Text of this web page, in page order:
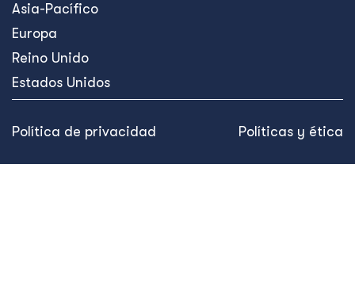
Asia-Pacífico
Europa
Reino Unido
Estados Unidos
Política de privacidad Políticas y ética